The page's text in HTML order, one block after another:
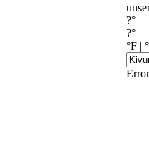
?°
?°
°F |